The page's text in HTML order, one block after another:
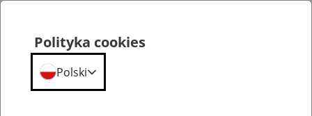
Polityka cookies
Polski